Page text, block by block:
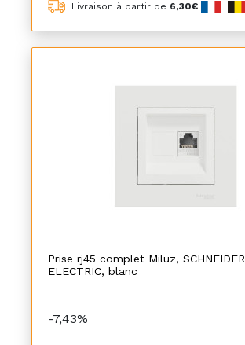
Livraison à partir de 6,30€
Prise rj45 complet Miluz, SCHNEIDER
ELECTRIC, blanc
-7,43%